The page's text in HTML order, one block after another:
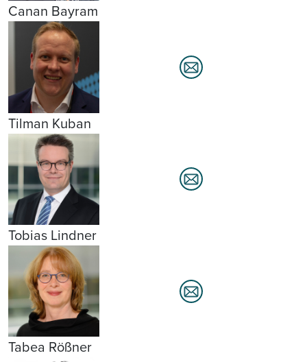
Canan Bayram
Tilman Kuban
Tobias Lindner
Tabea Rößner